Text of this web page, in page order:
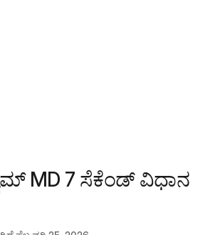
MD 7 ಸೆಕೆಂಡ್ ವಿಧಾನ